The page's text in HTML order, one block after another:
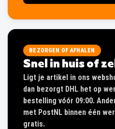
BEZORGEN OF AFHALEN
Snel in huis of
Ligt je artikel in ons
dan bezorgt DHL het op
bestelling vóór 09:00.
met PostNL binnen één
gratis.